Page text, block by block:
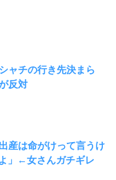
ャチの行き先決まら
反対
産は命がけって言うけ
」←女さんガチギレ